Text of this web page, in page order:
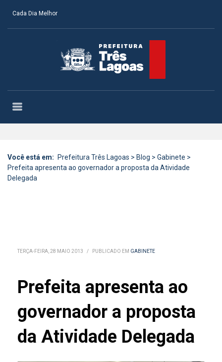
Cada Dia Melhor
Você está em: Prefeitura Três Lagoas > Blog > Gabinete >
Prefeita apresenta ao governador a proposta da Atividade
Delegada
TERÇA-FEIRA, 28 MAIO 2013 / PUBLICADO EM GABINETE
Prefeita apresenta ao
governador a proposta
da Atividade Delegada